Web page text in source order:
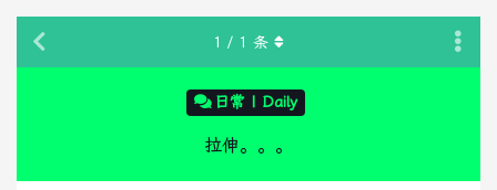
日常 | Daily
拉伸。。。
1 / 1 条